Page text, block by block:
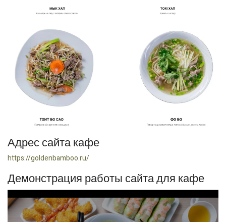
Адрес сайта кафе
https://goldenbamboo.ru/
Демонстрация работы сайта для кафе